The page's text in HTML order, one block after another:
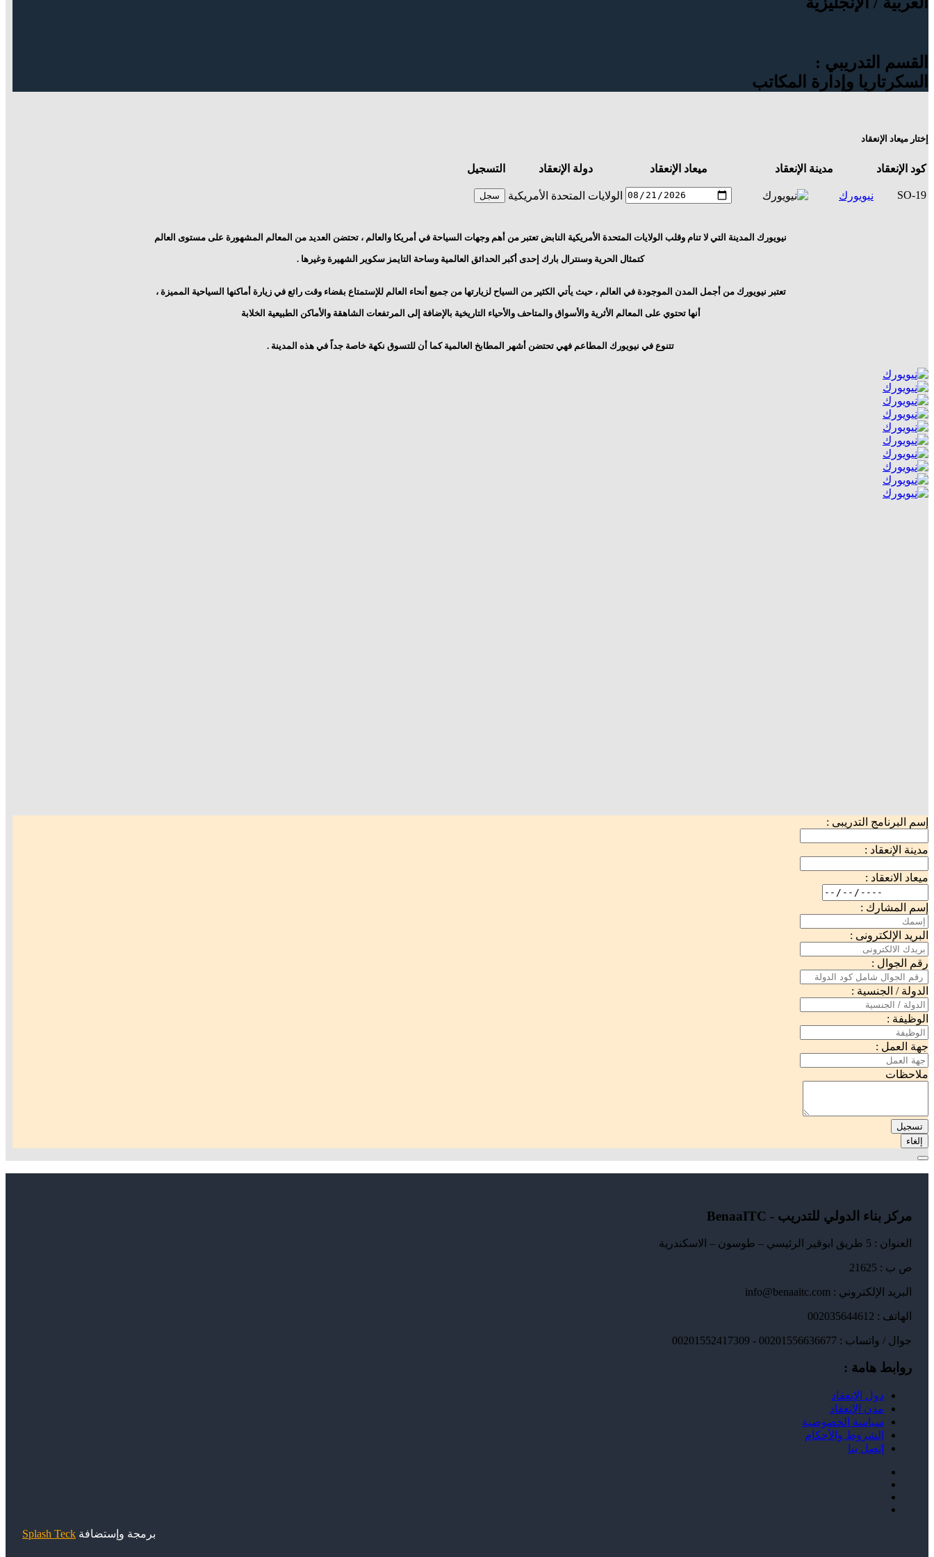
القسم التدريبي :
السكرتاريا وإدارة المكاتب
إختار ميعاد الإنعقاد
كود الإنعقاد مدينة الإنعقاد ميعاد الإنعقاد دولة الإنعقاد التسجيل
SO-19 نيويورك الولايات المتحدة الأمريكية سجل
نيويورك المدينة التي لا تنام وقلب الولايات المتحدة الأمريكية النابض تعتبر من أهم وجهات السياحة في أمريكا والعالم ، تحتضن العديد من المعالم المشهورة على مستوى العالم
كتمثال الحرية وسنترال بارك إحدى أكبر الحدائق العالمية وساحة التايمز سكوير الشهيرة وغيرها .
تعتبر نيويورك من أجمل المدن الموجودة في العالم ، حيث يأتي الكثير من السياح لزيارتها من جميع أنحاء العالم للإستمتاع بقضاء وقت رائع في زيارة أماكنها السياحية المميزة ،
أنها تحتوي على المعالم الأثرية والأسواق والمتاحف والأحياء التاريخية بالإضافة إلى المرتفعات الشاهقة والأماكن الطبيعية الخلابة
تتنوع في نيويورك المطاعم فهي تحتضن أشهر المطابخ العالمية كما أن للتسوق نكهة خاصة جداً في هذه المدينة .
إسم البرنامج التدريبى :
مدينة الإنعقاد :
ميعاد الانعقاد :
إسم المشارك :
البريد الإلكترونى :
رقم الجوال :
الدولة / الجنسية :
الوظيفة :
جهة العمل :
ملاحظات
تسجيل
إلغاء
مركز بناء الدولي للتدريب - BenaaITC
العنوان : 5 طريق ابوقير الرئيسي – طوسون – الاسكندرية
ص ب : 21625
البريد الإلكتروني : info@benaaitc.com
الهاتف : 002035644612
جوال / واتساب : 00201556636677 - 00201552417309
روابط هامة :
دول الإنعقاد
مدن الإنعقاد
سياسة الخصوصية
الشروط والأحكام
إتصل بنا
برمجة وإستضافة Splash Teck